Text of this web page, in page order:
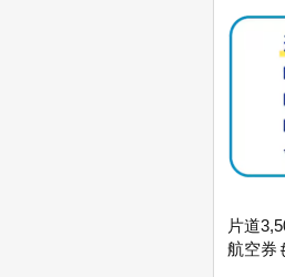
片道
航空券